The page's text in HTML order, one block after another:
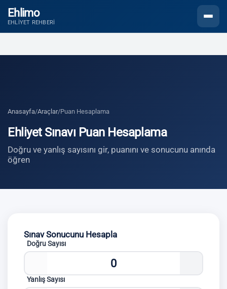
Ehlimo
EHLIYET REHBERI
Anasayfa/Araçlar/Puan Hesaplama
Ehliyet Sınavı Puan Hesaplama
Doğru ve yanlış sayısını gir, puanını ve sonucunu anında
öğren
Sınav Sonucunu Hesapla
Doğru Sayısı
Yanlış Sayısı